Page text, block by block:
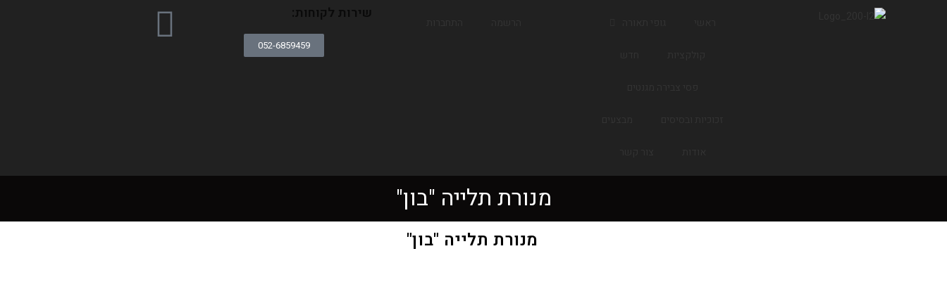
שירות לקוחות:
052-6859459
מנורת תלייה "בון"
מנורת תלייה "בון"